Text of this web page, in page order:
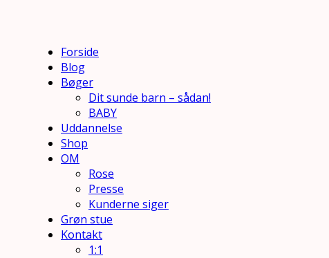
Forside
Blog
Bøger
Dit sunde barn – sådan!
BABY
Uddannelse
Shop
OM
Rose
Presse
Kunderne siger
Grøn stue
Kontakt
1:1